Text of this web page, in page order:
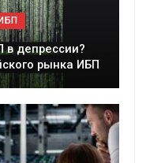
Краткий